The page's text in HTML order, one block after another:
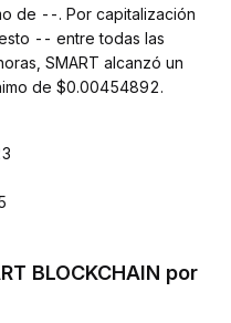
de --. Por capitalización
-- entre todas las
SMART alcanzó un
de $0.00454892.
BLOCKCHAIN por